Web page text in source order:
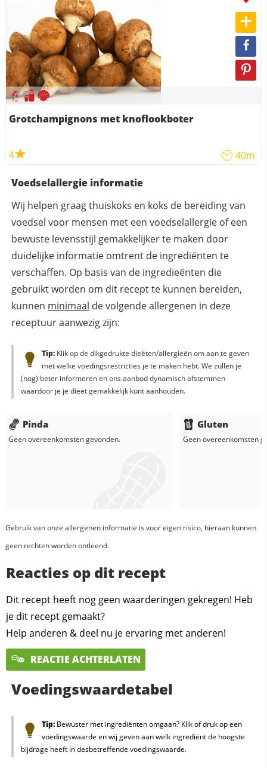
Grotchampignons met knoflookboter
4 40m
Voedselallergie informatie
Wij helpen graag thuiskoks en koks de bereiding van
voedsel voor mensen met een voedselallergie of een
bewuste levensstijl gemakkelijker te maken door
duidelijke informatie omtrent de ingrediënten te
verschaffen. Op basis van de ingredieënten die
gebruikt worden om dit recept te kunnen bereiden,
kunnen minimaal de volgende allergenen in deze
receptuur aanwezig zijn:
Tip:Klik op de dikgedrukte dieëten/allergieën om aan te geven
met welke voedingsrestricties je te maken hebt. We zullen je
(nog) beter informeren en ons aanbod dynamisch afstemmen
waardoor je je dieët gemakkelijk kunt aanhouden.
Pinda
Geen overeenkomsten gevonden.
Gluten
Geen overeenkomsten
Gebruik van onze allergenen informatie is voor eigen risico, hieraan kunnen
geen rechten worden ontleend.
Reacties op dit recept
Dit recept heeft nog geen waarderingen gekregen! Heb
je dit recept gemaakt?
Help anderen & deel nu je ervaring met anderen!
REACTIE ACHTERLATEN
Voedingswaardetabel
Tip:Bewuster met ingrediënten omgaan? Klik of druk op een
voedingswaarde en wij geven aan welk ingrediënt de hoogste
bijdrage heeft in desbetreffende voedingswaarde.